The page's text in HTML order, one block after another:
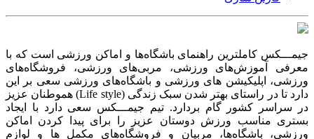
جیمـــکس کاملترین راهنمای باشگاه‌ها و اماکن ورزشی است که با
معرفی آموزش‌های ورزشی، مربی‌های ورزشی، فروشگاه‌های
ورزشی، اپلیکیشن های ورزشی و باشگاه‌های ورزشی سعی بر این
دارد تا در راستای بهتر شدن سبک زندگی (Life style) هموطنان عزیز
در سراسر کشور گام بردارد. تیم جیمـــکس سعی دارد با ایجاد
بستری مناسب ورزش دوستان عزیز را برای پیدا کردن اماکن
ورزشی، باشگاه‌ها، مربیان و فروشگاه‌های مکمل ها و لوازم